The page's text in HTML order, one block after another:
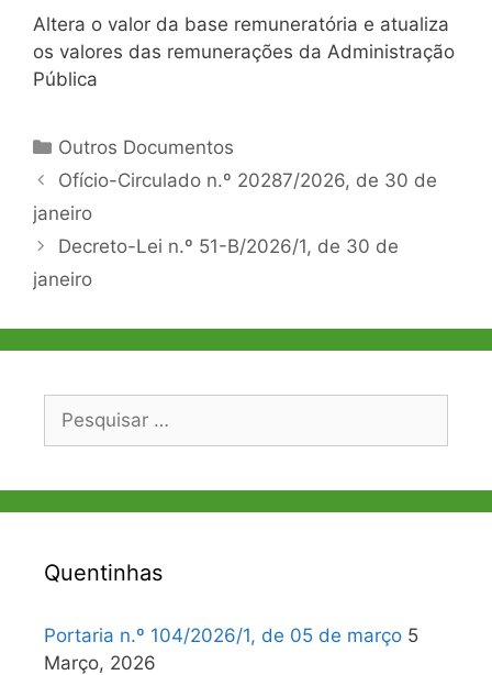
Altera o valor da base remuneratória e atualiza
os valores das remunerações da Administração
Pública
Categorias
Outros Documentos
Navegação
de
artigos
Ofício-Circulado n.º 20287/2026, de 30 de
janeiro
Decreto-Lei n.º 51-B/2026/1, de 30 de
janeiro
Pesquisar
Quentinhas
Portaria n.º 104/2026/1, de 05 de março 5
Março, 2026